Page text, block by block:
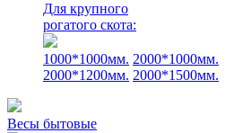
Для крупного
рогатого скота:
1000*1000мм. 2000*1000мм.
2000*1200мм. 2000*1500мм.
Весы бытовые